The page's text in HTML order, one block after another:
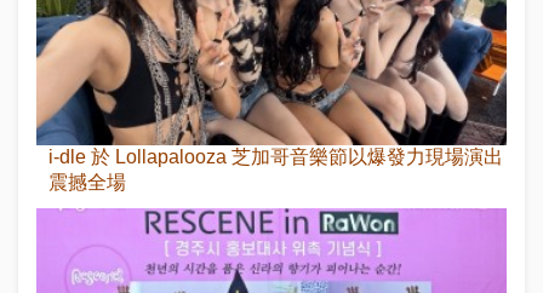
i-dle 於 Lollapalooza 芝加哥音樂節以爆發力現場演出
震撼全場